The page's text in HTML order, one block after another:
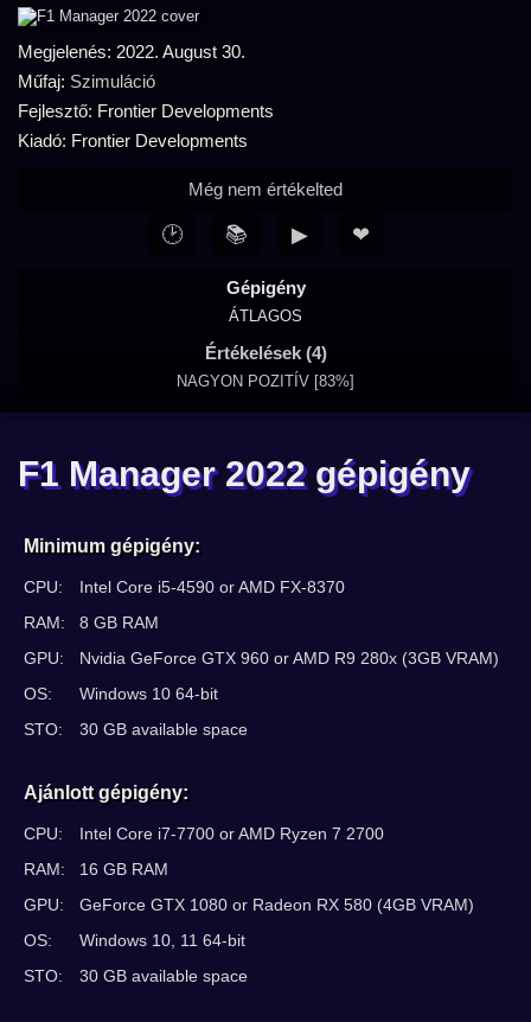
Megjelenés: 2022. August 30.
Műfaj: Szimuláció
Fejlesztő: Frontier Developments
Kiadó: Frontier Developments
Gépigény
ÁTLAGOS
Értékelések (4)
NAGYON POZITÍV [83%]
Még nem értékelted
🕑 📚 ▶ ❤
F1 Manager 2022 gépigény
Minimum gépigény:
CPU:
Intel Core i5-4590 or AMD FX-8370
RAM:
8 GB RAM
GPU:
Nvidia GeForce GTX 960 or AMD R9 280x (3GB VRAM)
OS:
Windows 10 64-bit
STO:
30 GB available space
Ajánlott gépigény:
CPU:
Intel Core i7-7700 or AMD Ryzen 7 2700
RAM:
16 GB RAM
GPU:
GeForce GTX 1080 or Radeon RX 580 (4GB VRAM)
OS:
Windows 10, 11 64-bit
STO:
30 GB available space